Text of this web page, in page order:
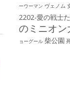
ーウーマン ヴェノム
2202-愛の戦士
のミニオン
ョーグール 柴公園